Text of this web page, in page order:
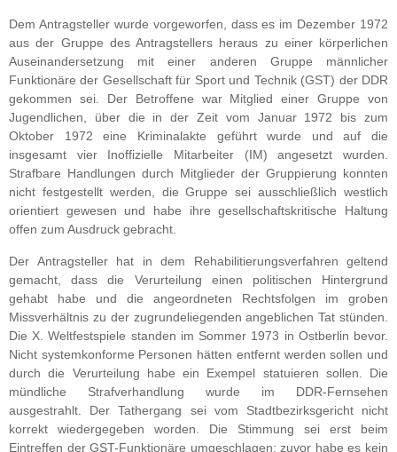
Dem Antragsteller wurde vorgeworfen, dass es im Dezember 1972
aus der Gruppe des Antragstellers heraus zu einer körperlichen
Auseinandersetzung mit einer anderen Gruppe männlicher
Funktionäre der Gesellschaft für Sport und Technik (GST) der DDR
gekommen sei. Der Betroffene war Mitglied einer Gruppe von
Jugendlichen, über die in der Zeit vom Januar 1972 bis zum
Oktober 1972 eine Kriminalakte geführt wurde und auf die
insgesamt vier Inoffizielle Mitarbeiter (IM) angesetzt wurden.
Strafbare Handlungen durch Mitglieder der Gruppierung konnten
nicht festgestellt werden, die Gruppe sei ausschließlich westlich
orientiert gewesen und habe ihre gesellschaftskritische Haltung
offen zum Ausdruck gebracht.
Der Antragsteller hat in dem Rehabilitierungsverfahren geltend
gemacht, dass die Verurteilung einen politischen Hintergrund
gehabt habe und die angeordneten Rechtsfolgen im groben
Missverhältnis zu der zugrundeliegenden angeblichen Tat stünden.
Die X. Weltfestspiele standen im Sommer 1973 in Ostberlin bevor.
Nicht systemkonforme Personen hätten entfernt werden sollen und
durch die Verurteilung habe ein Exempel statuieren sollen. Die
mündliche Strafverhandlung wurde im DDR-Fernsehen
ausgestrahlt. Der Tathergang sei vom Stadtbezirksgericht nicht
korrekt wiedergegeben worden. Die Stimmung sei erst beim
Eintreffen der GST-Funktionäre umgeschlagen; zuvor habe es kein